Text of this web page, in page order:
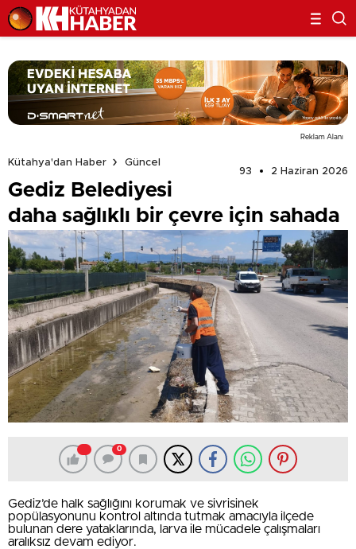
Reklam Alanı
Kütahya'dan Haber
Güncel
93
2 Haziran 2026
Gediz Belediyesi
daha sağlıklı bir çevre için sahada
0
Gediz’de halk sağlığını korumak ve sivrisinek
popülasyonunu kontrol altında tutmak amacıyla ilçede
bulunan dere yataklarında, larva ile mücadele çalışmaları
aralıksız devam ediyor.